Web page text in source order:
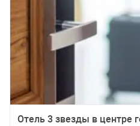
Отель 3 звезды в центре